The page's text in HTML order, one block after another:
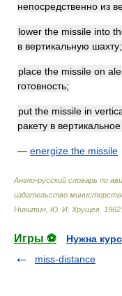
непосредственно из
lower the missile into
в вертикальную шахту;
place the missile on
готовность;
put the missile in
ракету в
— energize the missile
Англо-русский словарь по
издательство
Никитин, Ю. И. Хрущев 1962
Игры ⚽
Нужна
miss-distance